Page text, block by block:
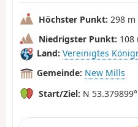
Höchster Punkt: 298 m
Niedrigster Punkt: 108
Land: Vereinigtes
Gemeinde: New Mills
Start/Ziel: N